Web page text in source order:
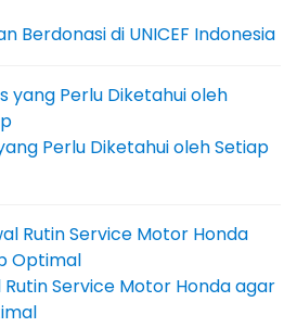
Berdonasi di UNICEF Indonesia
Perlu Diketahui oleh Setiap
Service Motor Honda agar